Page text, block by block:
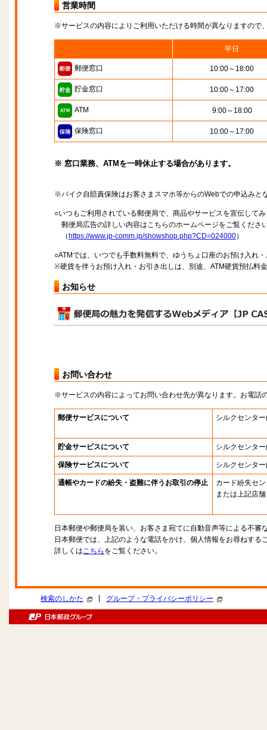
営業時間
※サービスの内容によりご利用いただける時間が異なりますので
平日
郵便窓口 10:00～18:00
貯金窓口 10:00～17:00
ATM 9:00～18:00
保険窓口 10:00～17:00
※ 窓口業務、ATMを一時休止する場合があります。
※バイク自賠責保険はお客さまスマホ等からのWebでの申込みと
○いつもご利用されている郵便局で、商品やサービスを宣伝して
郵便局広告の詳しい内容はこちらのホームページをご覧くださ
（ https://www.jp-comm.jp/showshop.php?CD=024000）
○ATMでは、いつでも手数料無料で、ゆうちょ口座のお預け入れ
※硬貨を伴うお預け入れ・お引き出しは、別途、ATM硬貨預払料
お知らせ
お問い合わせ
※サービスの内容によってお問い合わせ先が異なります。お電話
郵便サービスについて シルクセンタ
貯金サービスについて シルクセンタ
保険サービスについて シルクセンタ
通帳やカードの紛失・盗難に伴うお取引の停止
カード紛失セ
または上記店舗
日本郵便や郵便局を装い、お客さま宛てに自動音声等による不審
日本郵便では、上記のような電話をかけ、個人情報をお尋ねする
詳しくはこちら をご覧ください。
検索のしかた グループ・プライバシーポリシー